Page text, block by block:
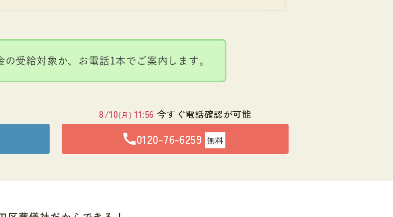
の受給対象か、 お電話1本でご案内します。
8/10(月) 11:56 今すぐ電話確認が可能
0120-76-6259 無料